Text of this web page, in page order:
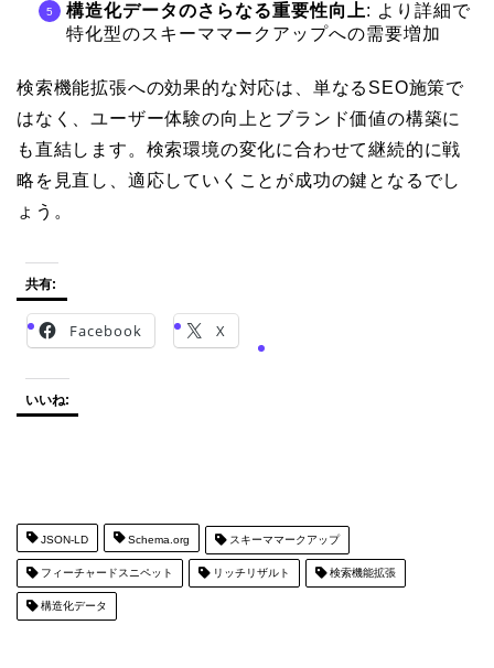
構造化データのさらなる重要性向上: より詳細で
特化型のスキーママークアップへの需要増加
検索機能拡張への効果的な対応は、単なるSEO施策で
はなく、ユーザー体験の向上とブランド価値の構築に
も直結します。検索環境の変化に合わせて継続的に戦
略を見直し、適応していくことが成功の鍵となるでし
ょう。
共有:
Facebook X
いいね:
JSON-LD Schema.org スキーママークアップ
フィーチャードスニペット リッチリザルト 検索機能拡張
構造化データ